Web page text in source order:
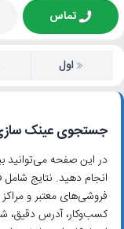
تماس
اول
جستجوی عینک سازی
در این صفحه می‌توانید
انجام دهید. نتایج
فروشی‌های معتبر و
کسب‌وکار، آدرس دقیق،